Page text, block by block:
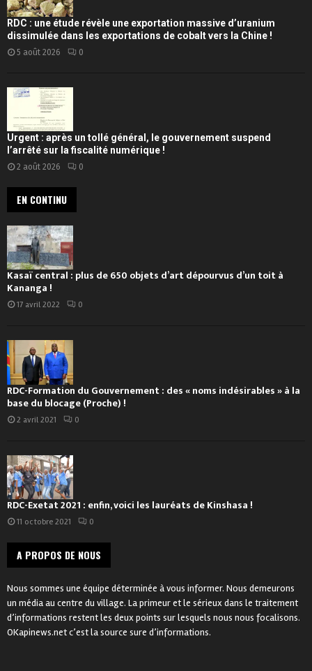
RDC : une étude révèle une exportation massive d’uranium
dissimulée dans les exportations de cobalt vers la Chine !
5 août 2026 0
Urgent : après un tollé général, le gouvernement suspend
l’arrêté sur la fiscalité numérique !
2 août 2026 0
EN CONTINU
Kasaï central : plus de 650 objets d’art dépourvus d’un toit à
Kananga !
17 avril 2022 0
RDC-Formation du Gouvernement : des « noms indésirables » à la
base du blocage (Proche) !
2 avril 2021 0
RDC-Exetat 2021 : enfin, voici les lauréats de Kinshasa !
11 octobre 2021 0
A PROPOS DE NOUS
Nous sommes une équipe déterminée à vous informer. Nous demeurons
un média au centre du village. La primeur et le sérieux dans le traitement
d’informations restent les deux points sur lesquels nous nous focalisons.
OKapinews.net c’est la source sure d’informations.